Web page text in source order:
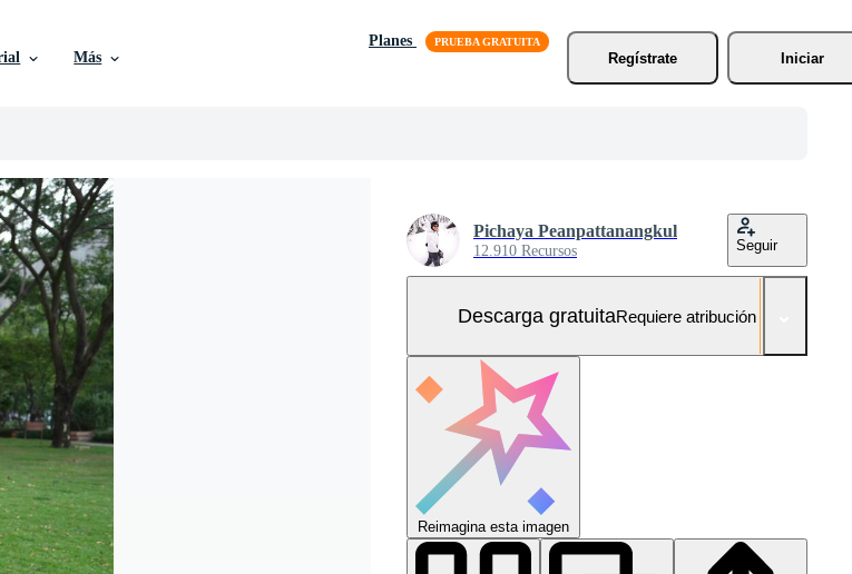
Más
Planes
Regístrate
Iniciar
Pichaya Peanpattanangkul
12.910 Recursos Seguir
Descarga gratuitaRequiere atribución
Reimagina esta imagen